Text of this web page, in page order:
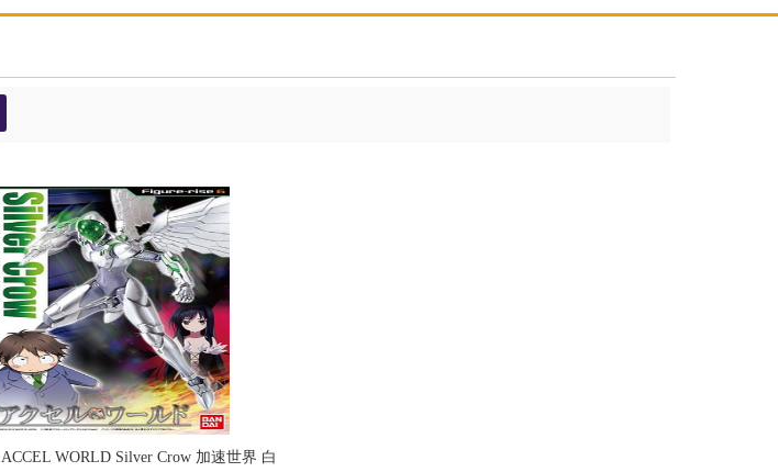
ACCEL WORLD Silver Crow 加速世界 白